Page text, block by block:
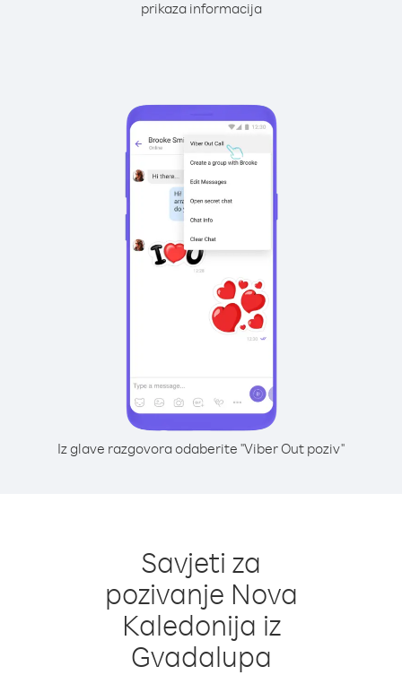
prikaza informacija
Iz glave razgovora odaberite "Viber Out poziv"
Savjeti za
pozivanje Nova
Kaledonija iz
Gvadalupa